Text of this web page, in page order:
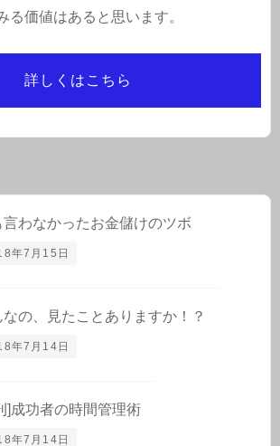
る価値はあると思います。
詳しくはこちら
言わなかったお金儲けのツボ
年7月15日
なの、見たことありますか！？
年7月14日
]成功者の時間管理術
年7月14日